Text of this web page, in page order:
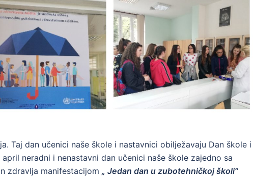
Taj dan učenici naše škole i nastavnici obilježavaju Dan škole i
neradni i nenastavni dan učenici naše škole zajedno sa
zdravlja manifestacijom „ Jedan dan u zubotehničkoj školi“